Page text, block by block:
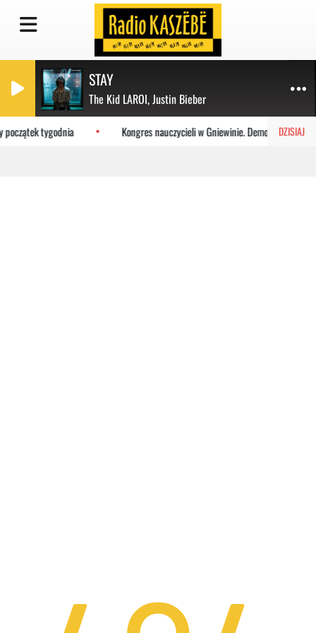
STAY
The Kid LAROI, Justin Bieber
DZISIAJ
tygodnia Kongres nauczycieli w Gniewinie. Demokracja i